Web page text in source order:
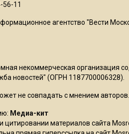
56-11
агентство "Вести
некоммерческая организация
новостей" (ОГРН 1187700006328).
не совпадать с мнением авторов.
Медиа-кит
цитировании материалов сайта